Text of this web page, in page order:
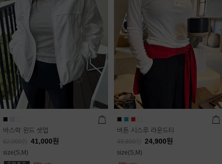
바스락 윈드 셋업
82,000 41,000원
size(S,M)
버튼 시스루 라운드티
49,800 24,900원
size(S,M)